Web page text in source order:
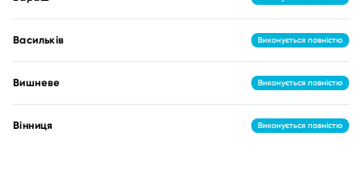
Васильків Виконується повністю
Вишневе Виконується повністю
Вінниця Виконується повністю